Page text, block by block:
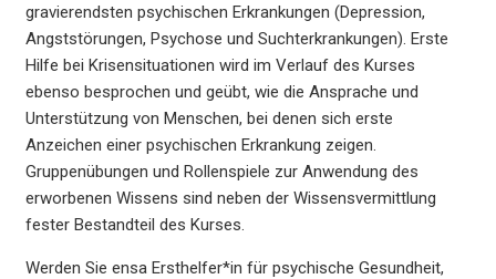
gravierendsten psychischen Erkrankungen (Depression,
Angststörungen, Psychose und Suchterkrankungen). Erste
Hilfe bei Krisensituationen wird im Verlauf des Kurses
ebenso besprochen und geübt, wie die Ansprache und
Unterstützung von Menschen, bei denen sich erste
Anzeichen einer psychischen Erkrankung zeigen.
Gruppenübungen und Rollenspiele zur Anwendung des
erworbenen Wissens sind neben der Wissensvermittlung
fester Bestandteil des Kurses.
Werden Sie ensa Ersthelfer*in für psychische Gesundheit,